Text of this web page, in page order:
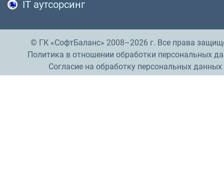
IT аутсорсинг
© ГК «СофтБаланс» 2008–2026 г. Все права
Политика в отношении обработки персональных
Согласие на обработку персональных данных